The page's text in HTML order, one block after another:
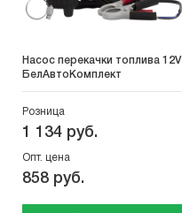
Насос перекачки топлива 12V
БелАвтоКомплект
Розница
1 134 руб.
Опт. цена
858 руб.